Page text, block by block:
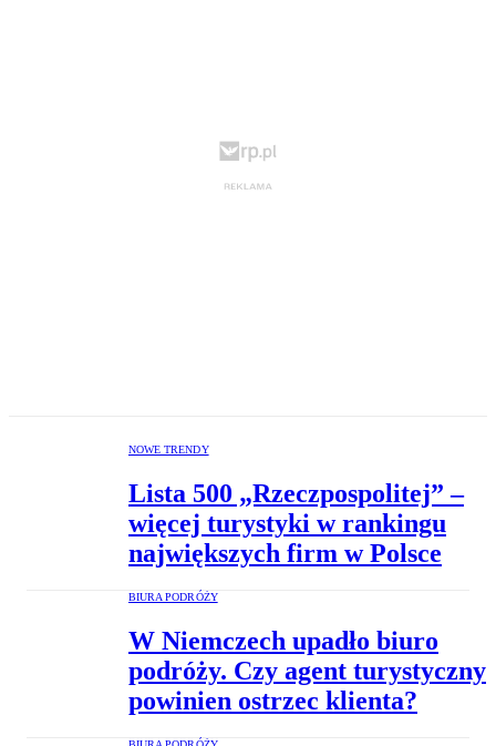
NOWE TRENDY
Lista 500 „Rzeczpospolitej” –
więcej turystyki w rankingu
największych firm w Polsce
BIURA PODRÓŻY
W Niemczech upadło biuro
podróży. Czy agent turystyczny
powinien ostrzec klienta?